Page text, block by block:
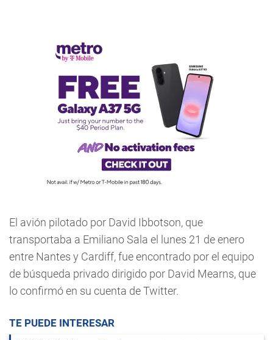
El avión pilotado por David Ibbotson, que
transportaba a Emiliano Sala el lunes 21 de enero
entre Nantes y Cardiff, fue encontrado por el equipo
de búsqueda privado dirigido por David Mearns, que
lo confirmó en su cuenta de Twitter.
TE PUEDE INTERESAR